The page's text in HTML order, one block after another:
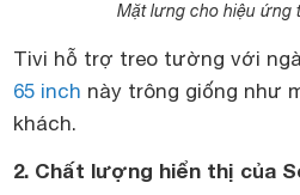
Mặt lưng cho hiệu ứng
Tivi hỗ trợ treo tường với
65 inch này trông giống như
khách.
2. Chất lượng hiển thị của